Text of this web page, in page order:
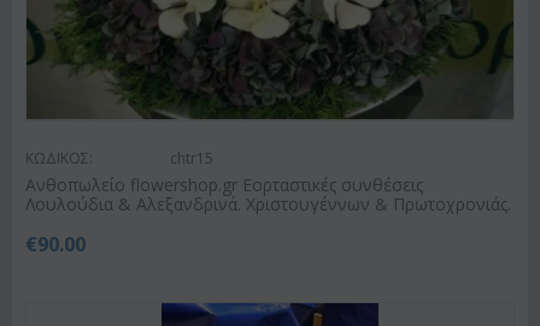
ΚΩΔΙΚΟΣ: chtr15
Ανθοπωλείο flowershop.gr Εορταστικές συνθέσεις
Λουλούδια & Αλεξανδρινά. Χριστουγέννων & Πρωτοχρονιάς.
€90.00